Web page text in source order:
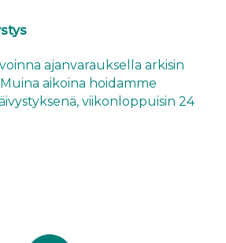
ajanvarauksella arkisin
aikoina hoidamme
, viikonloppuisin 24